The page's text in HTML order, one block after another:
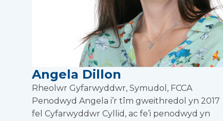
Angela Dillon
Rheolwr Gyfarwyddwr, Symudol, FCCA
Penodwyd Angela i’r tîm gweithredol yn 2017
fel Cyfarwyddwr Cyllid, ac fe’i penodwyd yn